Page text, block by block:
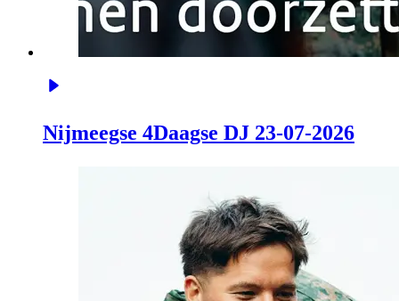
Nijmeegse 4Daagse DJ 23-07-2026